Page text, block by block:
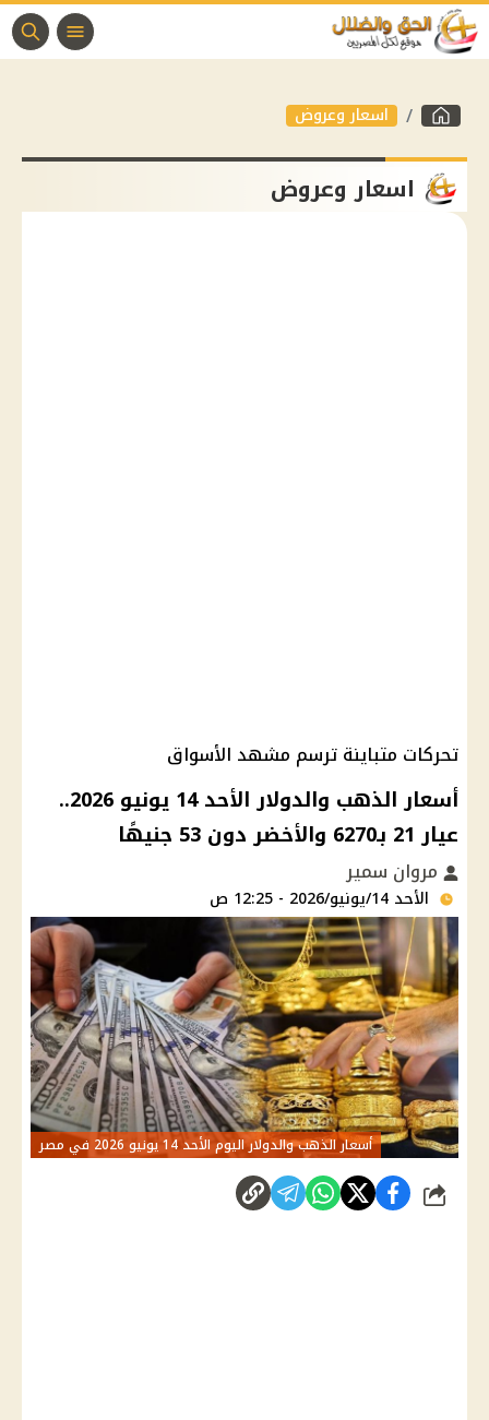
اسعار وعروض
اسعار وعروض
تحركات متباينة ترسم مشهد الأسواق
أسعار الذهب والدولار الأحد 14 يونيو 2026..
عيار 21 بـ6270 والأخضر دون 53 جنيهًا
مروان سمير
الأحد 14/يونيو/2026 - 12:25 ص
أسعار الذهب والدولار اليوم الأحد 14 يونيو 2026 في مصر
شارك